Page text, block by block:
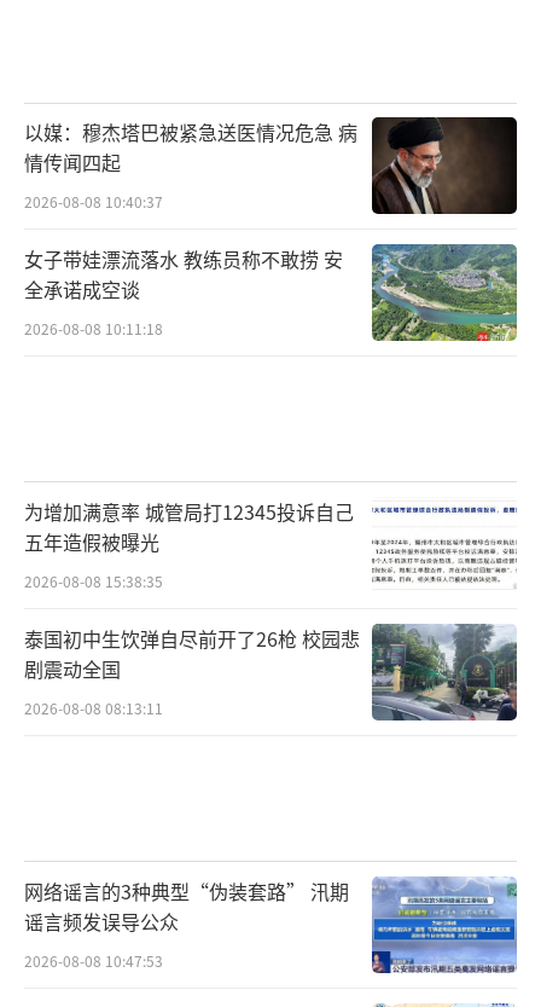
以媒：穆杰塔巴被紧急送医情况危急 病
情传闻四起
2026-08-08 10:40:37
女子带娃漂流落水 教练员称不敢捞 安
全承诺成空谈
2026-08-08 10:11:18
为增加满意率 城管局打12345投诉自己
五年造假被曝光
2026-08-08 15:38:35
泰国初中生饮弹自尽前开了26枪 校园悲
剧震动全国
2026-08-08 08:13:11
网络谣言的3种典型“伪装套路” 汛期
谣言频发误导公众
2026-08-08 10:47:53